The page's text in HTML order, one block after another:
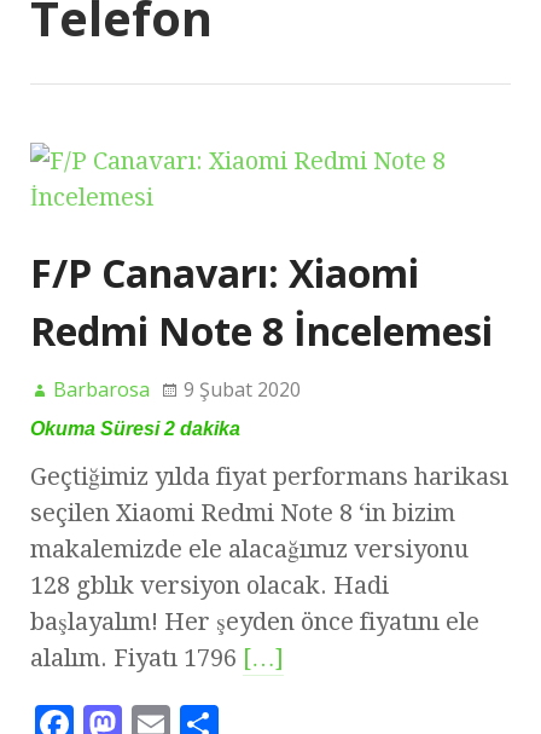
Telefon
F/P Canavarı: Xiaomi
Redmi Note 8 İncelemesi
Barbarosa 9 Şubat 2020
Okuma Süresi 2 dakika
Geçtiğimiz yılda fiyat performans harikası
seçilen Xiaomi Redmi Note 8 ‘in bizim
makalemizde ele alacağımız versiyonu
128 gblık versiyon olacak. Hadi
başlayalım! Her şeyden önce fiyatını ele
alalım. Fiyatı 1796 […]
F
M E